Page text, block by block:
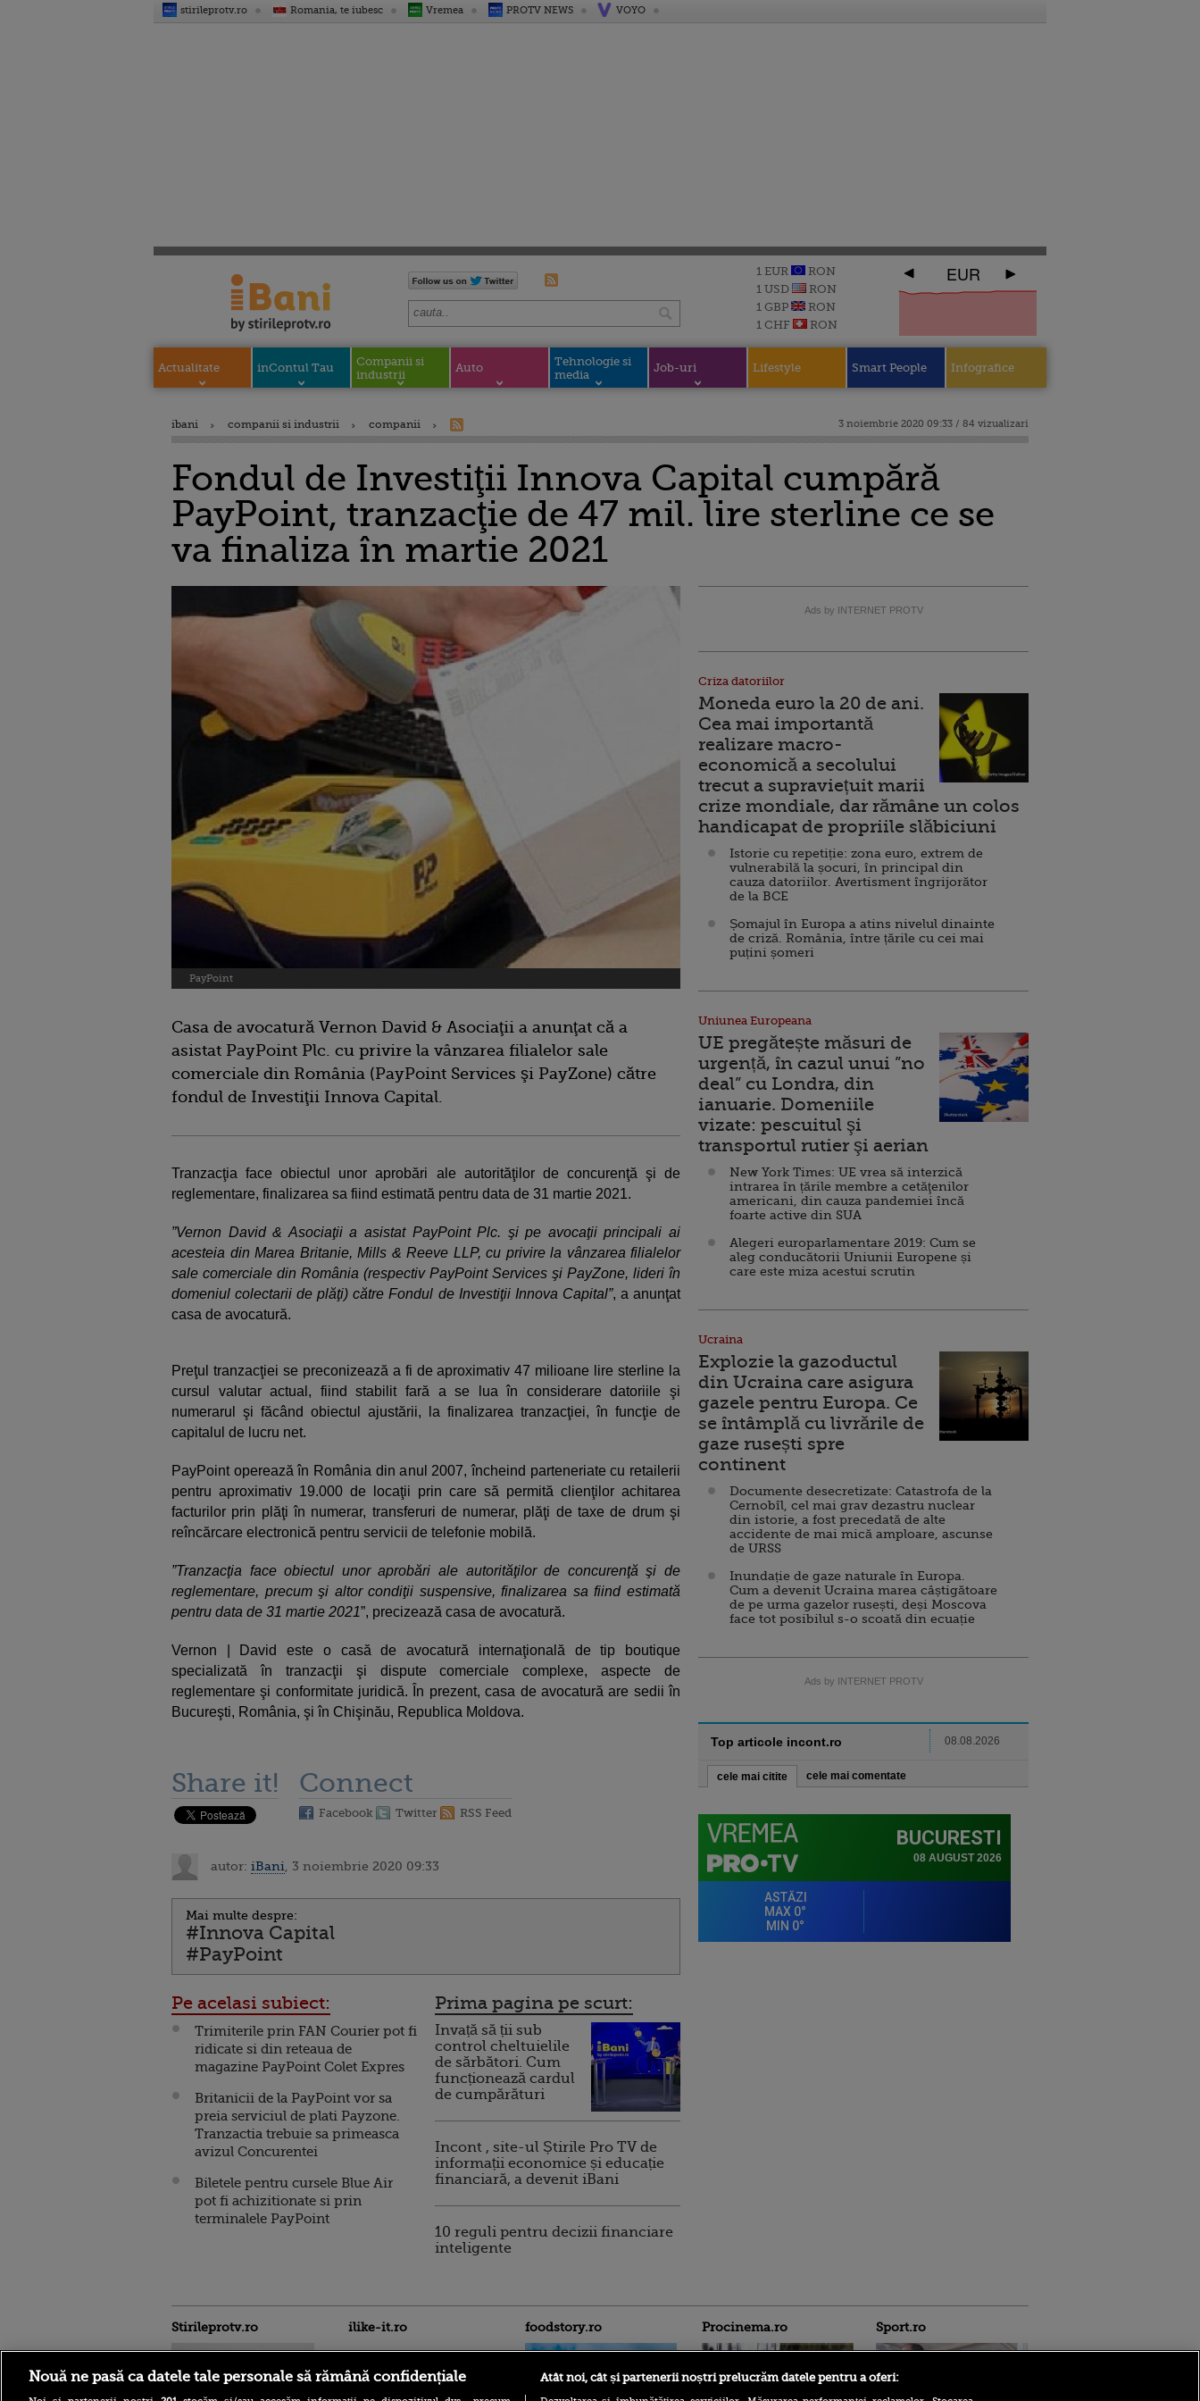
stirileprotv.ro Romania, te iubesc Vremea PROTV NEWS VOYO
1 EUR
RON
1 USD
RON
1 GBP
RON
1 CHF
RON
EUR
Actualitate inContul Tau
Companii si
industrii
Auto
Tehnologie si
media
Job-uri Lifestyle Smart People Infografice
ibani companii si industrii companii 3 noiembrie 2020 09:33 / 84 vizualizari
Fondul de Investiţii Innova Capital cumpără
PayPoint, tranzacţie de 47 mil. lire sterline ce se
va finaliza în martie 2021
PayPoint
Casa de avocatură Vernon David & Asociaţii a anunţat că a
asistat PayPoint Plc. cu privire la vânzarea filialelor sale
comerciale din România (PayPoint Services şi PayZone) către
fondul de Investiţii Innova Capital.
Tranzacţia face obiectul unor aprobări ale autorităţilor de concurenţă şi de
reglementare, finalizarea sa fiind estimată pentru data de 31 martie 2021.
”Vernon David & Asociaţii a asistat PayPoint Plc. şi pe avocaţii principali ai
acesteia din Marea Britanie, Mills & Reeve LLP, cu privire la vânzarea filialelor
sale comerciale din România (respectiv PayPoint Services şi PayZone, lideri în
domeniul colectarii de plăţi) către Fondul de Investiţii Innova Capital”, a anunţat
casa de avocatură.
Preţul tranzacţiei se preconizează a fi de aproximativ 47 milioane lire sterline la
cursul valutar actual, fiind stabilit fară a se lua în considerare datoriile şi
numerarul şi făcând obiectul ajustării, la finalizarea tranzacţiei, în funcţie de
capitalul de lucru net.
PayPoint operează în România din anul 2007, încheind parteneriate cu retailerii
pentru aproximativ 19.000 de locaţii prin care să permită clienţilor achitarea
facturilor prin plăţi în numerar, transferuri de numerar, plăţi de taxe de drum şi
reîncărcare electronică pentru servicii de telefonie mobilă.
”Tranzacţia face obiectul unor aprobări ale autorităţilor de concurenţă şi de
reglementare, precum şi altor condiţii suspensive, finalizarea sa fiind estimată
pentru data de 31 martie 2021”, precizează casa de avocatură.
Vernon | David este o casă de avocatură internaţională de tip boutique
specializată în tranzacţii şi dispute comerciale complexe, aspecte de
reglementare şi conformitate juridică. În prezent, casa de avocatură are sedii în
Bucureşti, România, şi în Chişinău, Republica Moldova.
Share it! Connect
Facebook Twitter RSS Feed
autor: iBani , 3 noiembrie 2020 09:33
Mai multe despre:
#Innova Capital
#PayPoint
Pe acelasi subiect:
Trimiterile prin FAN Courier pot fi
ridicate si din reteaua de
magazine PayPoint Colet Expres
Britanicii de la PayPoint vor sa
preia serviciul de plati Payzone.
Tranzactia trebuie sa primeasca
avizul Concurentei
Biletele pentru cursele Blue Air
pot fi achizitionate si prin
terminalele PayPoint
Prima pagina pe scurt:
Invață să ții sub
control cheltuielile
de sărbători. Cum
funcționează cardul
de cumpărături
Incont , site-ul Știrile Pro TV de
informații economice și educație
financiară, a devenit iBani
10 reguli pentru decizii financiare
inteligente
Ads by INTERNET PROTV
Criza datoriilor
Moneda euro la 20 de ani.
Cea mai importantă
realizare macro-
economică a secolului
trecut a supraviețuit marii
crize mondiale, dar rămâne un colos
handicapat de propriile slăbiciuni
Istorie cu repetiție: zona euro, extrem de
vulnerabilă la șocuri, în principal din
cauza datoriilor. Avertisment îngrijorător
de la BCE
Șomajul în Europa a atins nivelul dinainte
de criză. România, între țările cu cei mai
puțini șomeri
Uniunea Europeana
UE pregătește măsuri de
urgență, în cazul unui ”no
deal” cu Londra, din
ianuarie. Domeniile
vizate: pescuitul şi
transportul rutier şi aerian
New York Times: UE vrea să interzică
intrarea în țările membre a cetăţenilor
americani, din cauza pandemiei încă
foarte active din SUA
Alegeri europarlamentare 2019: Cum se
aleg conducătorii Uniunii Europene și
care este miza acestui scrutin
Ucraina
Explozie la gazoductul
din Ucraina care asigura
gazele pentru Europa. Ce
se întâmplă cu livrările de
gaze rusești spre
continent
Documente desecretizate: Catastrofa de la
Cernobîl, cel mai grav dezastru nuclear
din istorie, a fost precedată de alte
accidente de mai mică amploare, ascunse
de URSS
Inundație de gaze naturale în Europa.
Cum a devenit Ucraina marea câștigătoare
de pe urma gazelor rusești, deși Moscova
face tot posibilul s-o scoată din ecuație
Ads by INTERNET PROTV
Top articole incont.ro 08.08.2026
cele mai citite cele mai comentate
Stirileprotv.ro ilike-it.ro foodstory.ro Procinema.ro Sport.ro
Nouă ne pasă ca datele tale personale să rămână confidențiale Atât noi, cât și partenerii noștri prelucrăm datele pentru a oferi: